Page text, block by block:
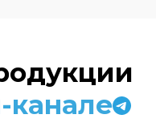
канале